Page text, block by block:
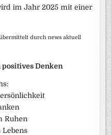
im Jahr 2025 mit einer
durch news aktuell
Denken
Ruhen
Lebens